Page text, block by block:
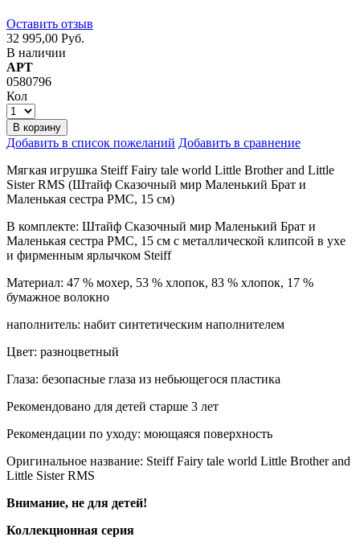
Оставить отзыв
32 995,00 Руб.
В наличии
АРТ
0580796
Кол
В корзину
Добавить в список пожеланий Добавить в сравнение
Мягкая игрушка Steiff Fairy tale world Little Brother and Little
Sister RMS (Штайф Сказочный мир Маленький Брат и
Маленькая сестра РМС, 15 см)
В комплекте: Штайф Сказочный мир Маленький Брат и
Маленькая сестра РМС, 15 см с металлической клипсой в ухе
и фирменным ярлычком Steiff
Материал: 47 % мохер, 53 % хлопок, 83 % хлопок, 17 %
бумажное волокно
наполнитель: набит синтетическим наполнителем
Цвет: разноцветный
Глаза: безопасные глаза из небьющегося пластика
Рекомендовано для детей старше 3 лет
Рекомендации по уходу: моющаяся поверхность
Оригинальное название: Steiff Fairy tale world Little Brother and
Little Sister RMS
Внимание, не для детей!
Коллекционная серия